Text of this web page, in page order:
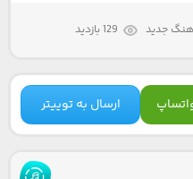
جدید 129 بازدید
ارسال به توییتر